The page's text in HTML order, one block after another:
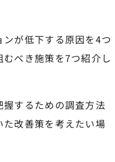
が低下する原因を4つ
べき施策を7つ紹介し
するための調査方法
改善策を考えたい場